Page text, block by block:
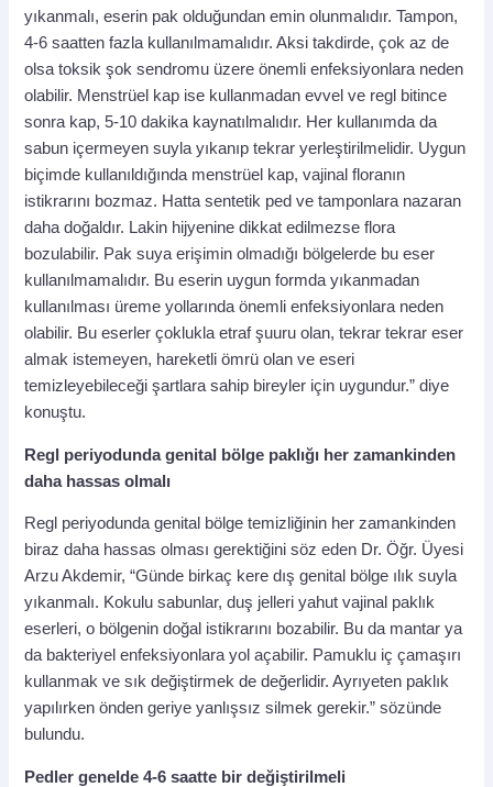
yıkanmalı, eserin pak olduğundan emin olunmalıdır. Tampon,
4-6 saatten fazla kullanılmamalıdır. Aksi takdirde, çok az de
olsa toksik şok sendromu üzere önemli enfeksiyonlara neden
olabilir. Menstrüel kap ise kullanmadan evvel ve regl bitince
sonra kap, 5-10 dakika kaynatılmalıdır. Her kullanımda da
sabun içermeyen suyla yıkanıp tekrar yerleştirilmelidir. Uygun
biçimde kullanıldığında menstrüel kap, vajinal floranın
istikrarını bozmaz. Hatta sentetik ped ve tamponlara nazaran
daha doğaldır. Lakin hijyenine dikkat edilmezse flora
bozulabilir. Pak suya erişimin olmadığı bölgelerde bu eser
kullanılmamalıdır. Bu eserin uygun formda yıkanmadan
kullanılması üreme yollarında önemli enfeksiyonlara neden
olabilir. Bu eserler çoklukla etraf şuuru olan, tekrar tekrar eser
almak istemeyen, hareketli ömrü olan ve eseri
temizleyebileceği şartlara sahip bireyler için uygundur.” diye
konuştu.
Regl periyodunda genital bölge paklığı her zamankinden
daha hassas olmalı
Regl periyodunda genital bölge temizliğinin her zamankinden
biraz daha hassas olması gerektiğini söz eden Dr. Öğr. Üyesi
Arzu Akdemir, “Günde birkaç kere dış genital bölge ılık suyla
yıkanmalı. Kokulu sabunlar, duş jelleri yahut vajinal paklık
eserleri, o bölgenin doğal istikrarını bozabilir. Bu da mantar ya
da bakteriyel enfeksiyonlara yol açabilir. Pamuklu iç çamaşırı
kullanmak ve sık değiştirmek de değerlidir. Ayrıyeten paklık
yapılırken önden geriye yanlışsız silmek gerekir.” sözünde
bulundu.
Pedler genelde 4-6 saatte bir değiştirilmeli